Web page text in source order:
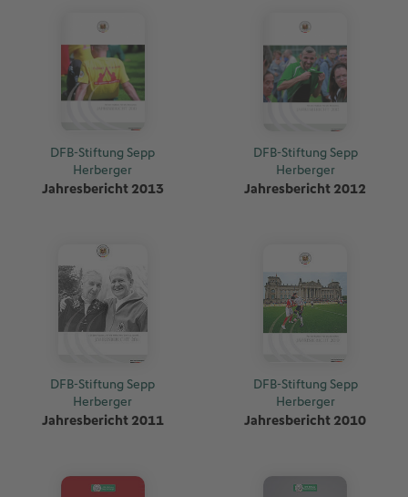
DFB-Stiftung Sepp
Herberger
Jahresbericht 2013
DFB-Stiftung Sepp
Herberger
Jahresbericht 2012
DFB-Stiftung Sepp
Herberger
Jahresbericht 2011
DFB-Stiftung Sepp
Herberger
Jahresbericht 2010